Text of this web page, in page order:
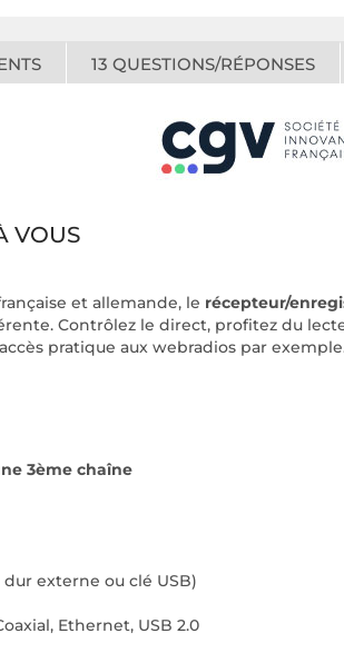
13 QUESTIONS/RÉPONSES
VOUS
et allemande, le récepteur/
Contrôlez le direct, profitez du
pratique aux webradios par
3ème chaîne
externe ou clé USB)
Ethernet, USB 2.0